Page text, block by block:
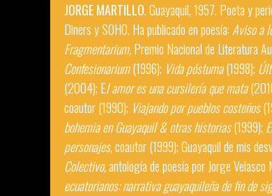
JORGE MARTILLO. Guayaquil, 1957. Poeta y
Diners y SOHO. Ha publicado en poesía:Aviso a
Fragmentarium,Premio Nacional de Literatura
Confesionarium(1996); Vida póstuma(1998);
(2004); El amor es una cursilería que mata
coautor (1990); Viajando por pueblos costeños
bohemia en Guayaquil & otras historias(1999);
personajes, coautor (1999); Guayaquil de mis
Colectivo,antología de poesía por Jorge
ecuatorianos: narrativa guayaquileña de fin de